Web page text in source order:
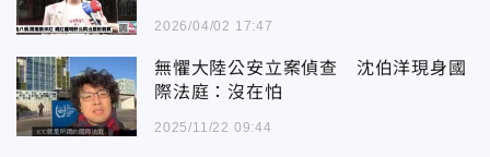
2026/04/02 17:47
無懼大陸公安立案偵查 沈伯洋現身國
際法庭：沒在怕
2025/11/22 09:44